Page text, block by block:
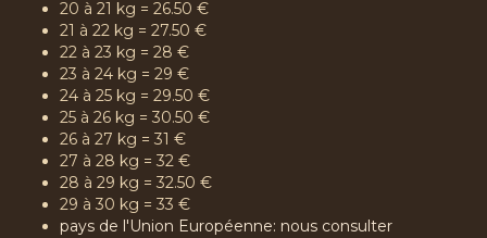
20 à 21 kg = 26.50 €
21 à 22 kg = 27.50 €
22 à 23 kg = 28 €
23 à 24 kg = 29 €
24 à 25 kg = 29.50 €
25 à 26 kg = 30.50 €
26 à 27 kg = 31 €
27 à 28 kg = 32 €
28 à 29 kg = 32.50 €
29 à 30 kg = 33 €
pays de l'Union Européenne: nous consulter